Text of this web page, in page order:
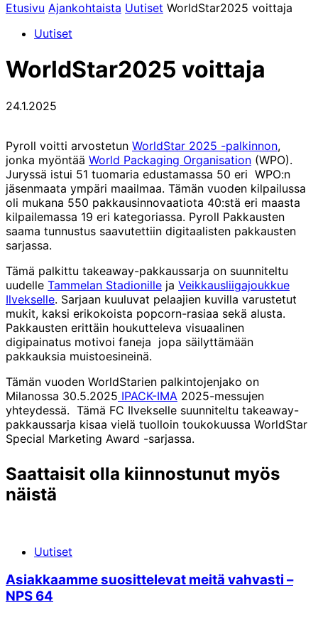
Etusivu Ajankohtaista Uutiset WorldStar2025 voittaja
Uutiset
WorldStar2025 voittaja
24.1.2025
Pyroll voitti arvostetun WorldStar 2025 -palkinnon,
jonka myöntää World Packaging Organisation (WPO).
Juryssä istui 51 tuomaria edustamassa 50 eri WPO:n
jäsenmaata ympäri maailmaa. Tämän vuoden kilpailussa
oli mukana 550 pakkausinnovaatiota 40:stä eri maasta
kilpailemassa 19 eri kategoriassa. Pyroll Pakkausten
saama tunnustus saavutettiin digitaalisten pakkausten
sarjassa.
Tämä palkittu takeaway-pakkaussarja on suunniteltu
uudelle Tammelan Stadionille ja Veikkausliigajoukkue
Ilvekselle. Sarjaan kuuluvat pelaajien kuvilla varustetut
mukit, kaksi erikokoista popcorn-rasiaa sekä alusta.
Pakkausten erittäin houkutteleva visuaalinen
digipainatus motivoi faneja jopa säilyttämään
pakkauksia muistoesineinä.
Tämän vuoden WorldStarien palkintojenjako on
Milanossa 30.5.2025 IPACK-IMA 2025-messujen
yhteydessä. Tämä FC Ilvekselle suunniteltu takeaway-
pakkaussarja kisaa vielä tuolloin toukokuussa WorldStar
Special Marketing Award -sarjassa.
Saattaisit olla kiinnostunut myös
näistä
Uutiset
Asiakkaamme suosittelevat meitä vahvasti –
NPS 64